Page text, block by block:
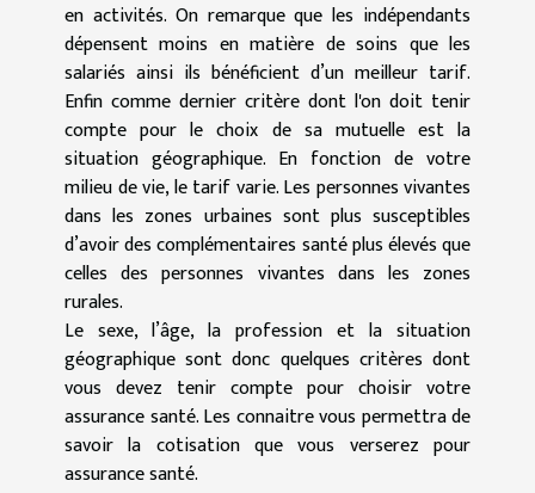
en activités. On remarque que les indépendants
dépensent moins en matière de soins que les
salariés ainsi ils bénéficient d’un meilleur tarif.
Enfin comme dernier critère dont l'on doit tenir
compte pour le choix de sa mutuelle est la
situation géographique. En fonction de votre
milieu de vie, le tarif varie. Les personnes vivantes
dans les zones urbaines sont plus susceptibles
d’avoir des complémentaires santé plus élevés que
celles des personnes vivantes dans les zones
rurales.
Le sexe, l’âge, la profession et la situation
géographique sont donc quelques critères dont
vous devez tenir compte pour choisir votre
assurance santé. Les connaitre vous permettra de
savoir la cotisation que vous verserez pour
assurance santé.